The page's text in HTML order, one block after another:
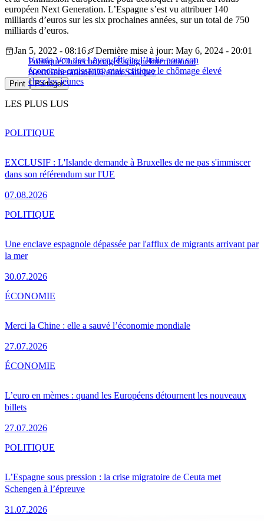
européen Next Generation. L’Espagne s’est vu attribuer 140
milliards d’euros sur les six prochaines années, sur un total de 750
milliards d’euros.
Ursula Von der Leyen félicite l’Italie pour son
économie croissante, mais critique le chômage élevé
chez les jeunes
Jan 5, 2022 - 08:16
Dernière mise à jour: May 6, 2024 - 20:01
PolitiqueChinechômageEspagneInternational
NextGenerationEUPedro Sánchez
Print Partager
LES PLUS LUS
EXCLUSIF : L'Islande demande à Bruxelles de ne pas s'immiscer
dans son référendum sur l'UE
07.08.2026
POLITIQUE
Une enclave espagnole dépassée par l'afflux de migrants arrivant par
la mer
30.07.2026
POLITIQUE
Merci la Chine : elle a sauvé l’économie mondiale
27.07.2026
ÉCONOMIE
L’euro en mèmes : quand les Européens détournent les nouveaux
billets
27.07.2026
ÉCONOMIE
L’Espagne sous pression : la crise migratoire de Ceuta met
Schengen à l’épreuve
31.07.2026
POLITIQUE